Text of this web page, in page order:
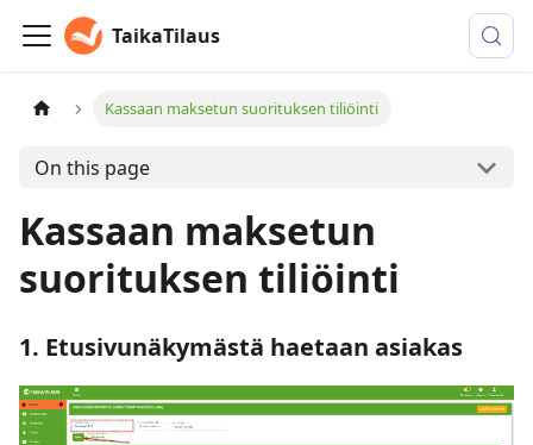
TaikaTilaus
Kassaan maksetun suorituksen tiliöinti
On this page
Kassaan maksetun
suorituksen tiliöinti
1. Etusivunäkymästä haetaan asiakas